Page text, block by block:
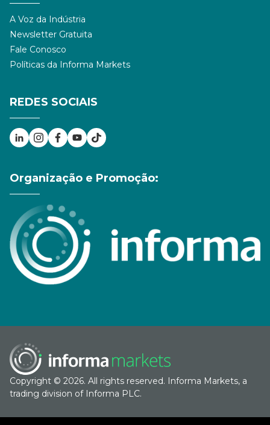
A Voz da Indústria
Newsletter Gratuita
Fale Conosco
Políticas da Informa Markets
REDES SOCIAIS
Organização e Promoção:
Copyright © 2026. All rights reserved. Informa Markets, a
trading division of Informa PLC.